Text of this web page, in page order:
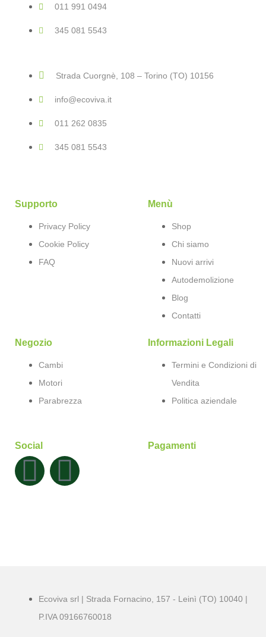
011 991 0494
345 081 5543
Strada Cuorgnè, 108 – Torino (TO) 10156
info@ecoviva.it
011 262 0835
345 081 5543
Supporto
Privacy Policy
Cookie Policy
FAQ
Menù
Shop
Chi siamo
Nuovi arrivi
Autodemolizione
Blog
Contatti
Negozio
Cambi
Motori
Parabrezza
Informazioni Legali
Termini e Condizioni di
Vendita
Politica aziendale
Social Pagamenti
Ecoviva srl | Strada Fornacino, 157 - Leinì (TO) 10040 |
P.IVA 09166760018